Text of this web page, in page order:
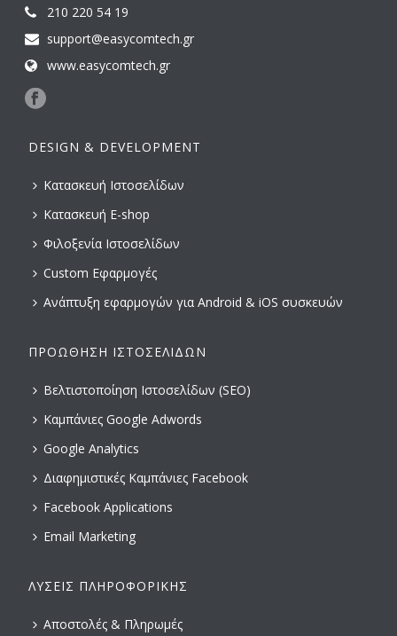
210 220 54 19
support@easycomtech.gr
www.easycomtech.gr
DESIGN & DEVELOPMENT
Κατασκευή Ιστοσελίδων
Κατασκευή E-shop
Φιλοξενία Ιστοσελίδων
Custom Εφαρμογές
Ανάπτυξη εφαρμογών για Android & iOS συσκευών
ΠΡΟΏΘΗΣΗ ΙΣΤΟΣΕΛΊΔΩΝ
Βελτιστοποίηση Ιστοσελίδων (SEO)
Καμπάνιες Google Adwords
Google Analytics
Διαφημιστικές Καμπάνιες Facebook
Facebook Applications
Email Marketing
ΛΎΣΕΙΣ ΠΛΗΡΟΦΟΡΙΚΉΣ
Αποστολές & Πληρωμές